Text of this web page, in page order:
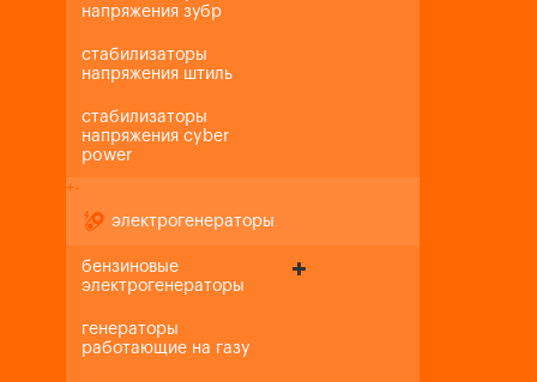
напряжения зубр
стабилизаторы
напряжения штиль
стабилизаторы
напряжения cyber
power
+-
электрогенераторы
бензиновые
электрогенераторы
генераторы
работающие на газу